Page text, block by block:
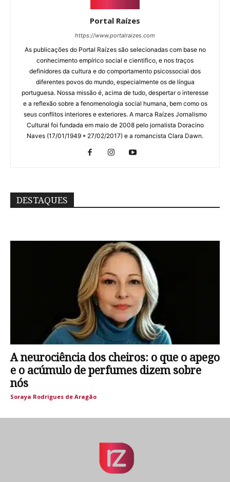
Portal Raízes
https://www.portalraizes.com
As publicações do Portal Raízes são selecionadas com base no
conhecimento empírico social e cientifico, e nos traços
definidores da cultura e do comportamento psicossocial dos
diferentes povos do mundo, especialmente os de língua
portuguesa. Nossa missão é, acima de tudo, despertar o interesse
e a reflexão sobre a fenomenologia social humana, bem como os
seus conflitos interiores e exteriores. A marca Raízes Jornalismo
Cultural foi fundada em maio de 2008 pelo jornalista Doracino
Naves (17/01/1949 * 27/02/2017) e a romancista Clara Dawn.
DESTAQUES
A neurociência dos cheiros: o que o apego
e o acúmulo de perfumes dizem sobre
nós
Soraya Rodrigues de Aragão